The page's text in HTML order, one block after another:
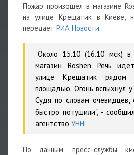
Пожар произошел в магазине
на улице Крещатик в Киеве,
передает РИА Новости.
"Около 15.10 (16.10 мск) в
магазин Roshen. Речь
улице Крещатик рядом
площадью. Огонь вспыхнул
Судя по словам очевидцев,
быстро потушили", -
агентство УНН.
По данным пресс-службы